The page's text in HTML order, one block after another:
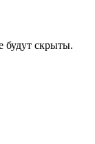
будут скрыты.